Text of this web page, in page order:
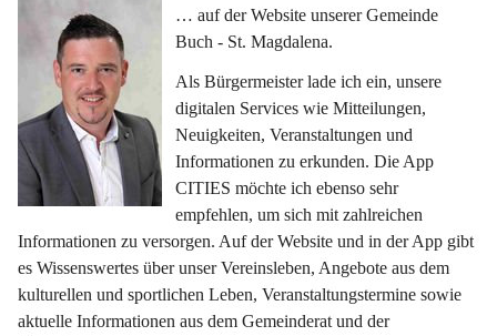
… auf der Website unserer Gemeinde
Buch - St. Magdalena.
Als Bürgermeister lade ich ein, unsere
digitalen Services wie Mitteilungen,
Neuigkeiten, Veranstaltungen und
Informationen zu erkunden. Die App
CITIES möchte ich ebenso sehr
empfehlen, um sich mit zahlreichen
Informationen zu versorgen. Auf der Website und in der App gibt
es Wissenswertes über unser Vereinsleben, Angebote aus dem
kulturellen und sportlichen Leben, Veranstaltungstermine sowie
aktuelle Informationen aus dem Gemeinderat und der